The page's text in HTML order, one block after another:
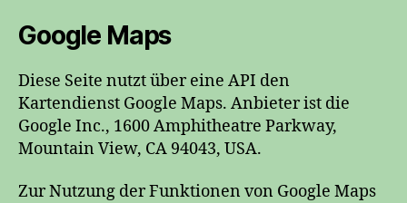
Google Maps
Diese Seite nutzt über eine API den
Kartendienst Google Maps. Anbieter ist die
Google Inc., 1600 Amphitheatre Parkway,
Mountain View, CA 94043, USA.
Zur Nutzung der Funktionen von Google Maps